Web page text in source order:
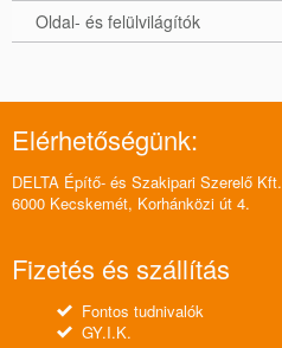
Oldal- és felülvilágítók
Elérhetőségünk:
DELTA Építő- és Szakipari Szerelő Kft.
6000 Kecskemét, Korhánközi út 4.
Fizetés és szállítás
Fontos tudnivalók
GY.I.K.